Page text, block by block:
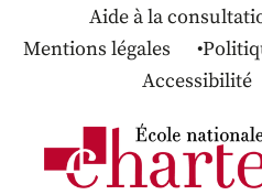
Aide à la
Mentions légales
Accessibilité